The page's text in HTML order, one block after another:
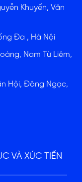
Khuyến, Văn
Đa , Hà Nội
Nam Từ Liêm,
Hội, Đông Ngạc,
VÀ XÚC TIẾN